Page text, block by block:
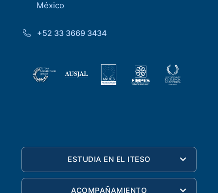
México
+52 33 3669 3434
ESTUDIA EN EL ITESO
ACOMPAÑAMIENTO